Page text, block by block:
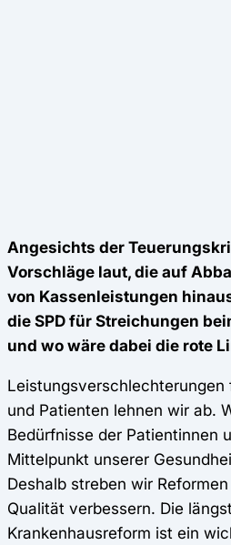
Angesichts der
Vorschläge laut, die auf
von Kassenleistungen
die SPD für Streichungen
und wo wäre dabei die rote
Leistungsverschlechterungen
und Patienten lehnen wir ab.
Bedürfnisse der Patientinnen
Mittelpunkt unserer
Deshalb streben wir
Qualität verbessern. Die
Krankenhausreform ist ein